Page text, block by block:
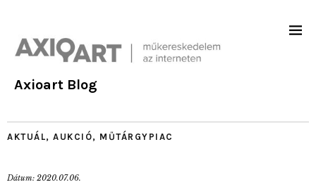
Axioart Blog
AKTUÁL, AUKCIÓ, MŰTÁRGYPIAC
Dátum: 2020.07.06.